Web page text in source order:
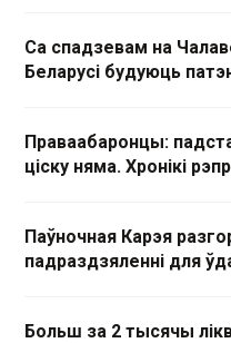
Са спадзевам на
Беларусі будуюць
Праваабаронцы:
ціску няма. Хронікі
Паўночная Карэя
падраздзяленні для
Больш за 2 тысячы